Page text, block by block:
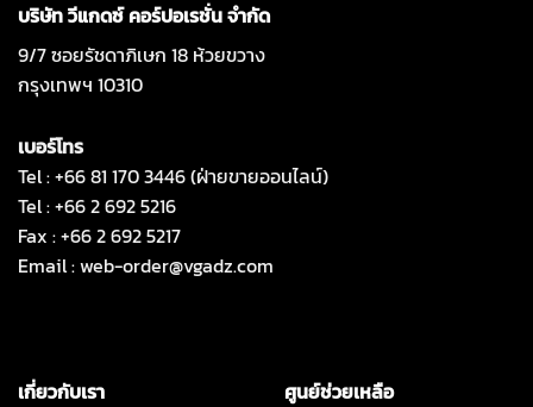
บริษัท วีแกดซ์ คอร์ปอเรชั่น จำกัด
9/7 ซอยรัชดาภิเษก 18 ห้วยขวาง
กรุงเทพฯ 10310
เบอร์โทร
Tel : +66 81 170 3446 (ฝ่ายขายออนไลน์)
Tel : +66 2 692 5216
Fax : +66 2 692 5217
Email :web-order@vgadz.com
เกี่ยวกับเรา
ศูนย์ช่วยเหลือ